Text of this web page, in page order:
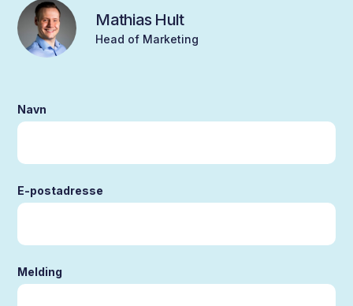
Mathias Hult
Head of Marketing
Navn
E-postadresse
Melding